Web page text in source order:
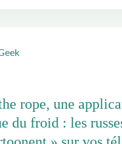
rope, une
du froid : les